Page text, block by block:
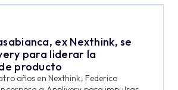
ex Nexthink, se
para liderar la
producto
años en Nexthink, Federico